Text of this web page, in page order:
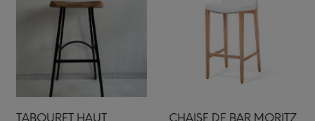
TABOURET HAUT
CHAISE DE BAR MORITZ